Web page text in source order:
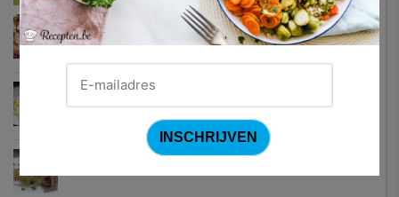
Turkse pizza met halloumi en courgette
Waterzooi van pladijs met venkel (Colruyt)
Zweedse gehaktballetjes